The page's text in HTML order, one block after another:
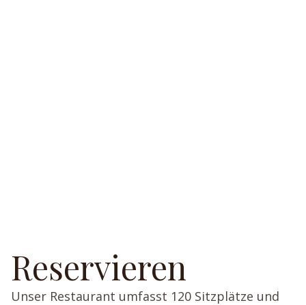
Reservieren
Unser Restaurant umfasst 120 Sitzplätze und